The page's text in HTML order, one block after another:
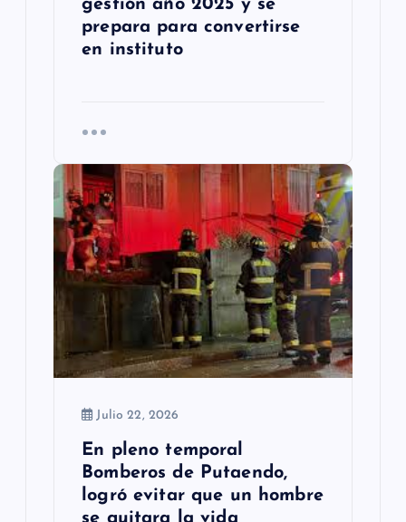
gestión año 2025 y se
prepara para convertirse
en instituto
Julio 22, 2026
En pleno temporal
Bomberos de Putaendo,
logró evitar que un hombre
se quitara la vida